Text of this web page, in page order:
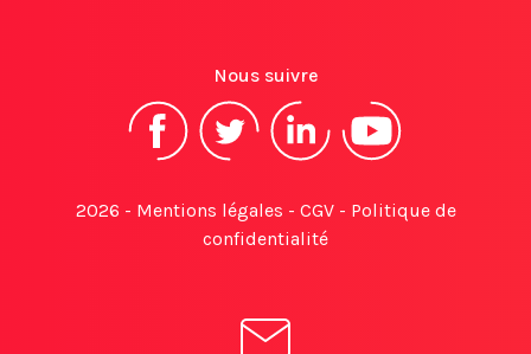
Nous suivre
2026 - Mentions légales - CGV- Politique de
confidentialité